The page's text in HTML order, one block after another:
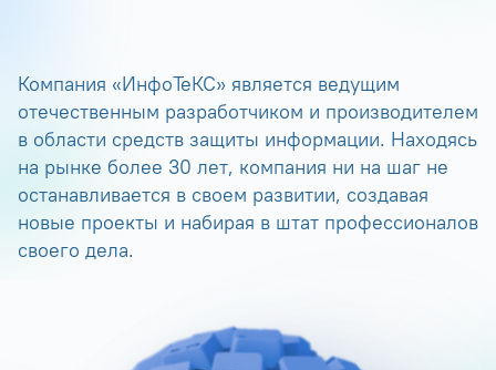
Компания «ИнфоТеКС» является ведущим
отечественным разработчиком и производителем
в области средств защиты информации. Находясь
на рынке более 30 лет, компания ни на шаг не
останавливается в своем развитии, создавая
новые проекты и набирая в штат профессионалов
своего дела.